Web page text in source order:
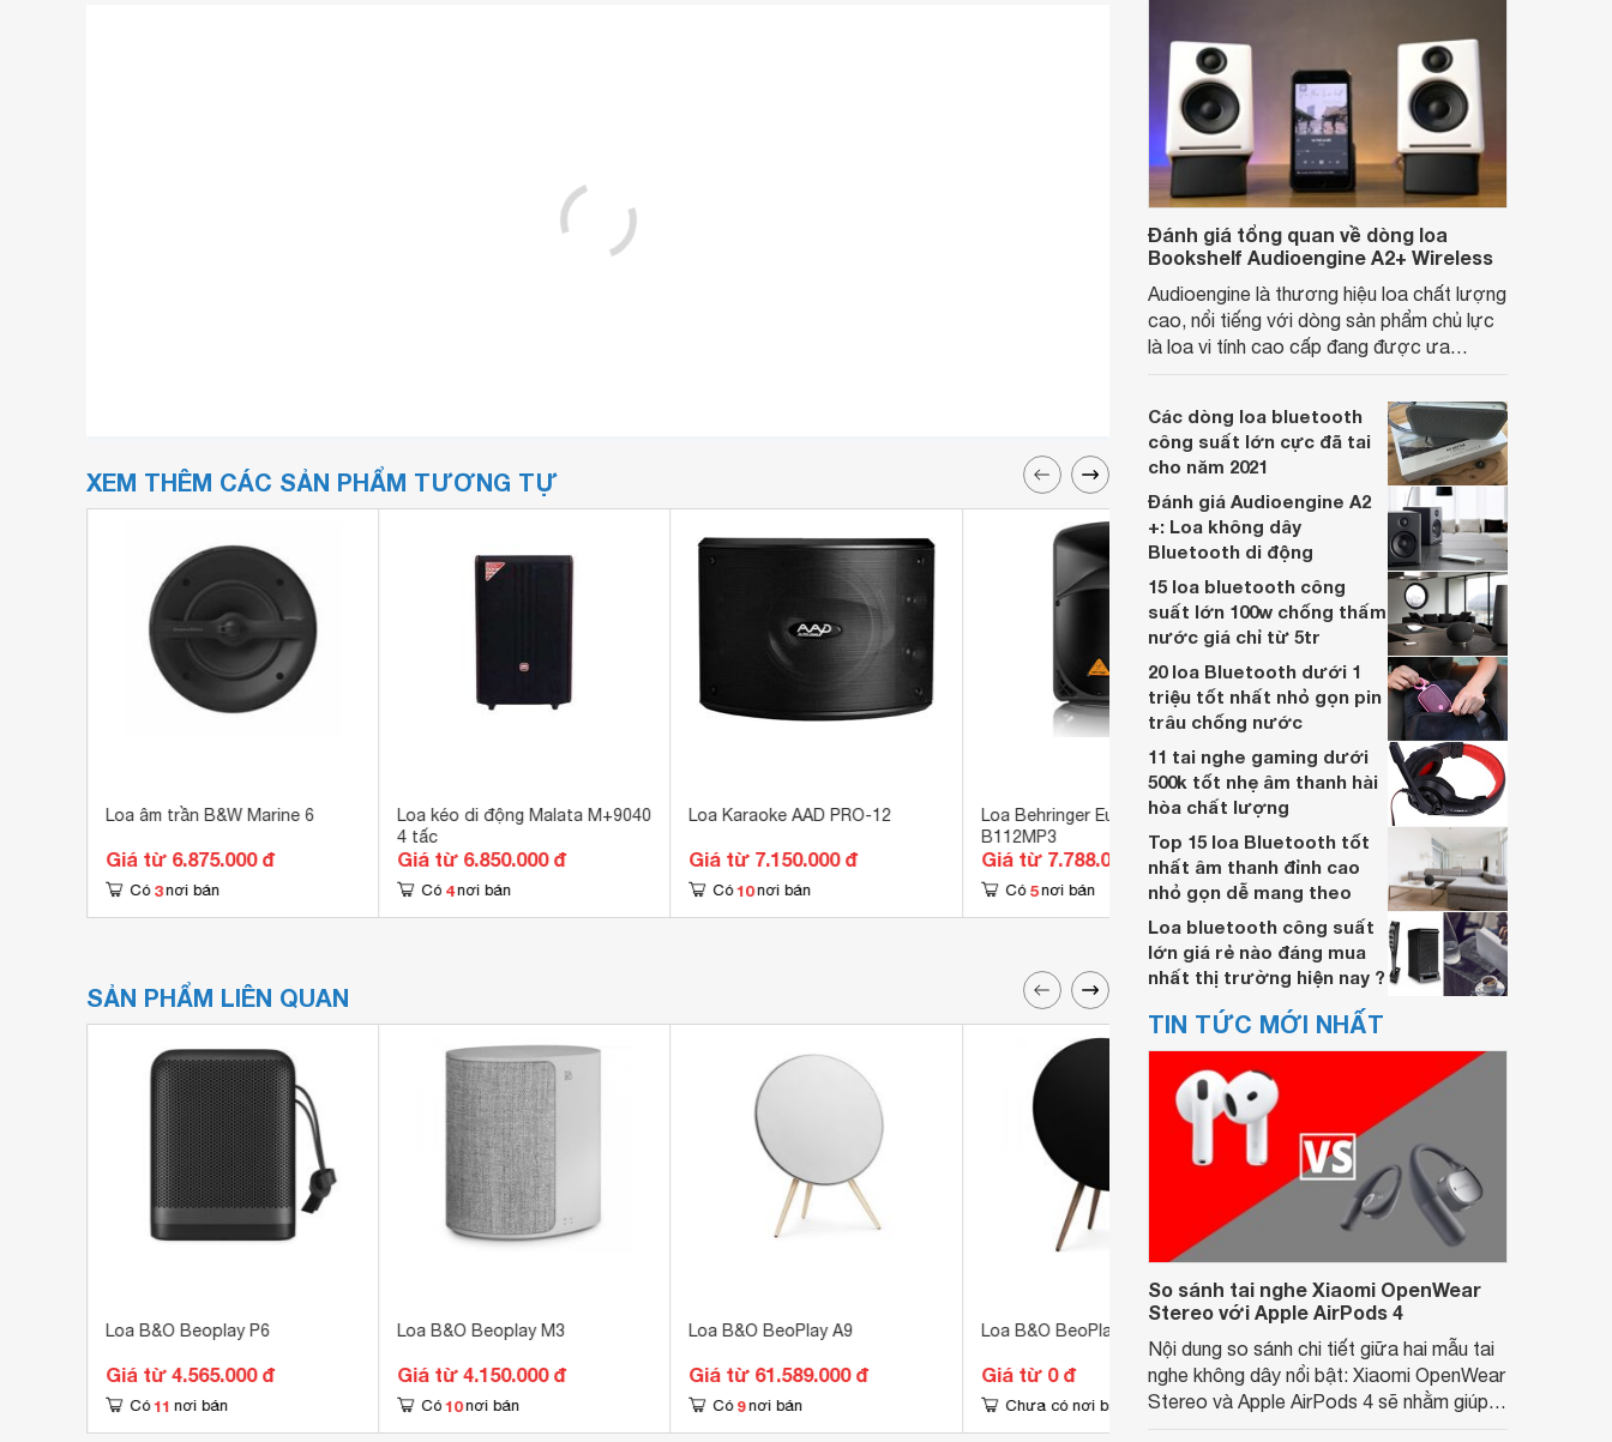
XEM THÊM CÁC SẢN PHẨM TƯƠNG TỰ
Loa âm trần B&W Marine 6
Giá từ 6.875.000 đ
Có 3 nơi bán
Loa kéo di động Malata M+9040
4 tấc
Giá từ 6.850.000 đ
Có 4 nơi bán
Loa Karaoke AAD PRO-12
Giá từ 7.150.000 đ
Có 10 nơi bán
Loa Behringer Eurolive
B112MP3
Giá từ 7.788.000 đ
Có 5 nơi bán
Loa kéo Dalton TS-15G1000N
Giá từ 10.290.000 đ
Có 3 nơi bán
SẢN PHẨM LIÊN QUAN
Loa B&O Beoplay P6
Giá từ 4.565.000 đ
Có 11 nơi bán
Loa B&O Beoplay M3
Giá từ 4.150.000 đ
Có 10 nơi bán
Loa B&O BeoPlay A9
Giá từ 61.589.000 đ
Có 9 nơi bán
Loa B&O BeoPlay A9 MKII
Giá từ 0 đ
Chưa có nơi bán
BeoPlay A8
Giá từ 37.950.000 đ
Có 1 nơi bán
Đánh giá tổng quan về dòng loa
Bookshelf Audioengine A2+ Wireless
Audioengine là thương hiệu loa chất lượng
cao, nổi tiếng với dòng sản phẩm chủ lực
là loa vi tính cao cấp đang được ưa
Audioengine A2+ Wireless có thực sự
chất lượng?
Các dòng loa bluetooth
công suất lớn cực đã tai
cho năm 2021
Đánh giá Audioengine A2
+: Loa không dây
Bluetooth di động
15 loa bluetooth công
suất lớn 100w chống thấm
nước giá chỉ từ 5tr
20 loa Bluetooth dưới 1
triệu tốt nhất nhỏ gọn pin
trâu chống nước
11 tai nghe gaming dưới
500k tốt nhẹ âm thanh hài
hòa chất lượng
Top 15 loa Bluetooth tốt
nhất âm thanh đỉnh cao
nhỏ gọn dễ mang theo
Loa bluetooth công suất
lớn giá rẻ nào đáng mua
nhất thị trường hiện nay ?
TIN TỨC MỚI NHẤT
So sánh tai nghe Xiaomi OpenWear
Stereo với Apple AirPods 4
Nội dung so sánh chi tiết giữa hai mẫu tai
nghe không dây nổi bật: Xiaomi OpenWear
Stereo và Apple AirPods 4 sẽ nhằm giúp